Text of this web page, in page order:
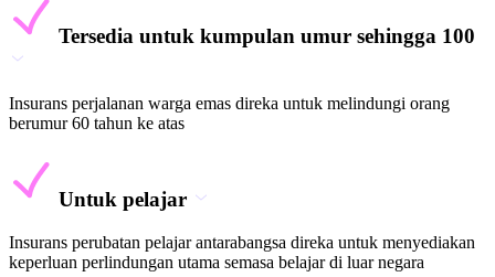
Tersedia untuk kumpulan umur sehingga 100
Insurans perjalanan warga emas direka untuk melindungi orang
berumur 60 tahun ke atas
Untuk pelajar
Insurans perubatan pelajar antarabangsa direka untuk menyediakan
keperluan perlindungan utama semasa belajar di luar negara